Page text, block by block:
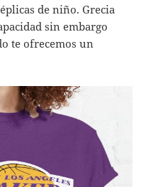
de niño. Grecia
sin embargo
te ofrecemos un